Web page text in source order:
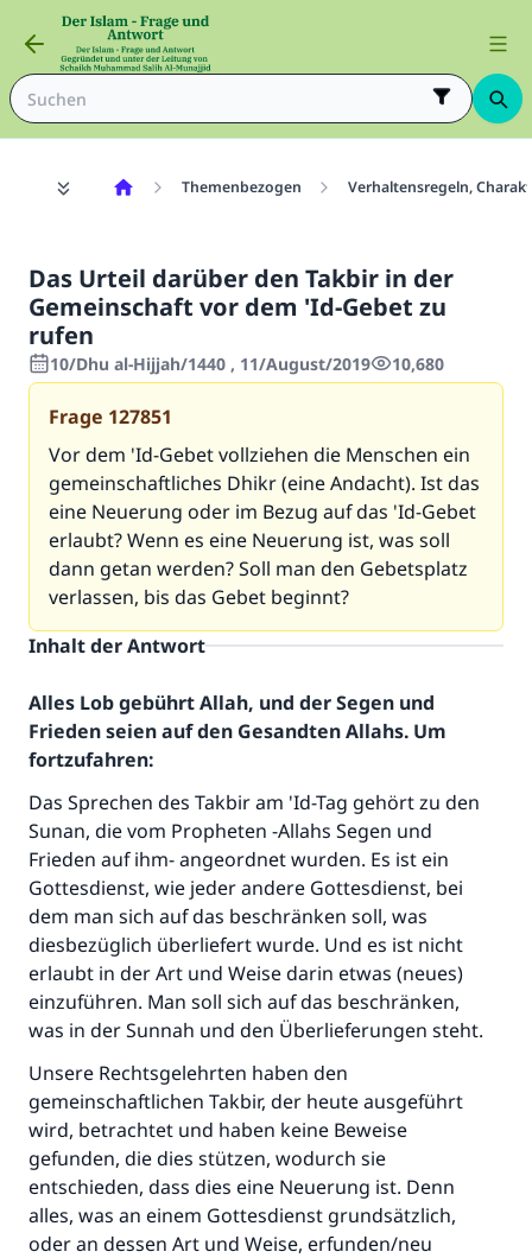
Themenbezogen Verhaltensregeln,
Das Urteil darüber den Takbir in der
Gemeinschaft vor dem 'Id-Gebet zu
rufen
10/Dhu al-Hijjah/1440 , 11/August/2019 10,680
Frage 127851
Vor dem 'Id-Gebet vollziehen die Menschen ein
gemeinschaftliches Dhikr (eine Andacht). Ist das
eine Neuerung oder im Bezug auf das 'Id-Gebet
erlaubt? Wenn es eine Neuerung ist, was soll
dann getan werden? Soll man den Gebetsplatz
verlassen, bis das Gebet beginnt?
Inhalt der Antwort
Alles Lob gebührt Allah, und der Segen und
Frieden seien auf den Gesandten Allahs. Um
fortzufahren:
Das Sprechen des Takbir am 'Id-Tag gehört zu den
Sunan, die vom Propheten -Allahs Segen und
Frieden auf ihm- angeordnet wurden. Es ist ein
Gottesdienst, wie jeder andere Gottesdienst, bei
dem man sich auf das beschränken soll, was
diesbezüglich überliefert wurde. Und es ist nicht
erlaubt in der Art und Weise darin etwas (neues)
einzuführen. Man soll sich auf das beschränken,
was in der Sunnah und den Überlieferungen steht.
Unsere Rechtsgelehrten haben den
gemeinschaftlichen Takbir, der heute ausgeführt
wird, betrachtet und haben keine Beweise
gefunden, die dies stützen, wodurch sie
entschieden, dass dies eine Neuerung ist. Denn
alles, was an einem Gottesdienst grundsätzlich,
oder an dessen Art und Weise, erfunden/neu